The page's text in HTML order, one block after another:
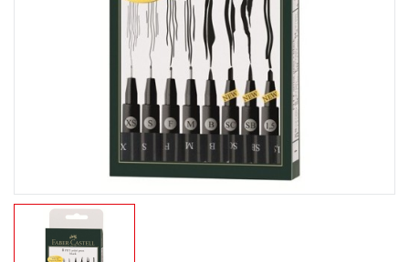
Coffrets & cadeaux
Contact / Aide